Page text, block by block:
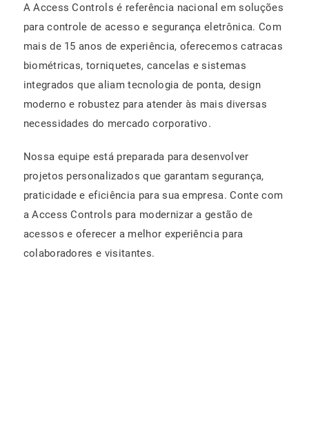
A Access Controls é referência nacional em soluções
para controle de acesso e segurança eletrônica. Com
mais de 15 anos de experiência, oferecemos catracas
biométricas, torniquetes, cancelas e sistemas
integrados que aliam tecnologia de ponta, design
moderno e robustez para atender às mais diversas
necessidades do mercado corporativo.
Nossa equipe está preparada para desenvolver
projetos personalizados que garantam segurança,
praticidade e eficiência para sua empresa. Conte com
a Access Controls para modernizar a gestão de
acessos e oferecer a melhor experiência para
colaboradores e visitantes.